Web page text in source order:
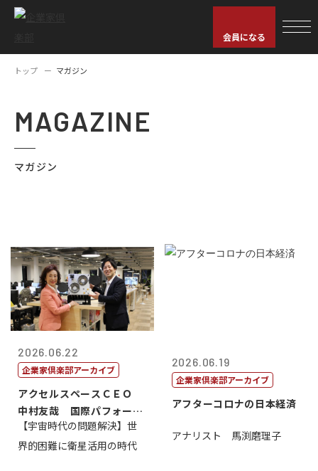
会員になる
トップ マガジン
MAGAZINE
マガジン
2026.06.22
企業家倶楽部アーカイブ
アクセルスペースＣＥＯ
中村友哉 国際パフォーマ
ンス研究所代...
【宇宙時代の問題解決】世
界的困難に衛星活用の時代
2026.06.19
企業家倶楽部アーカイブ
アフターコロナの日本経済
アナリスト 馬渕磨理子